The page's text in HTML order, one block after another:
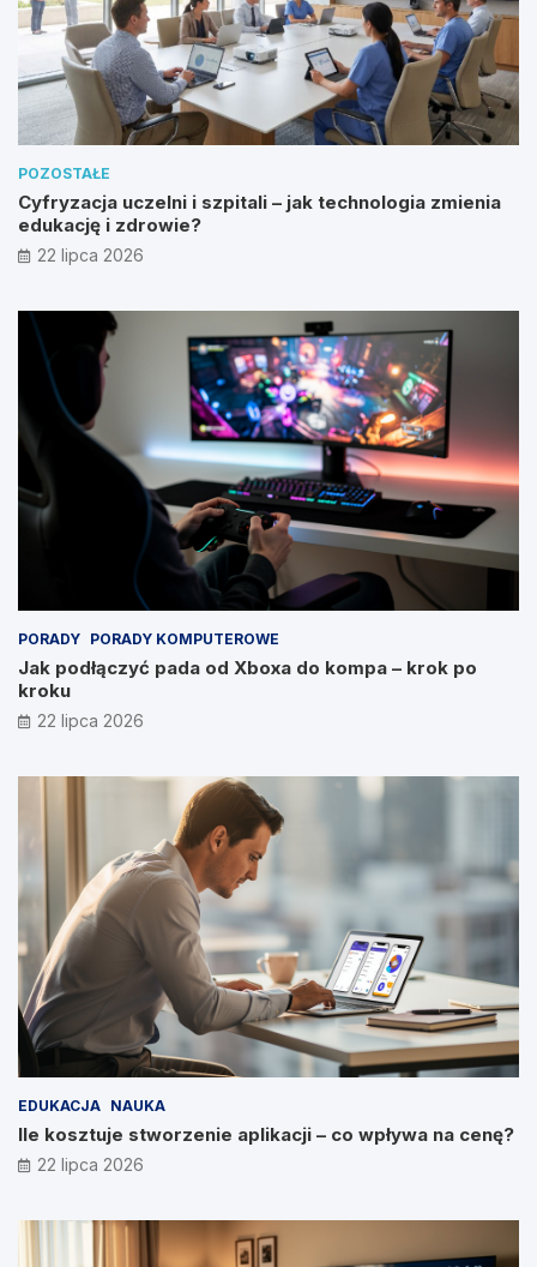
POZOSTAŁE
Cyfryzacja uczelni i szpitali – jak technologia zmienia
edukację i zdrowie?
22 lipca 2026
PORADY PORADY KOMPUTEROWE
Jak podłączyć pada od Xboxa do kompa – krok po
kroku
22 lipca 2026
EDUKACJA NAUKA
Ile kosztuje stworzenie aplikacji – co wpływa na cenę?
22 lipca 2026